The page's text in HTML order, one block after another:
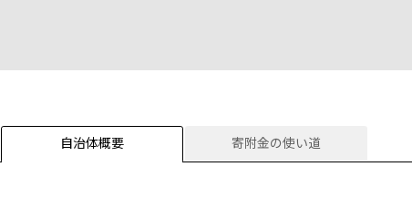
自治体概要 寄附金の使い道